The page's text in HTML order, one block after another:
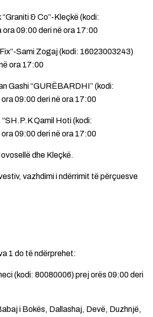
& Co”-Kleçkë (kodi:
09:00 deri në ora 17:00
Sami Zogaj (kodi: 16023003243)
ora 17:00
Gashi “GURËBARDHI” (kodi:
09:00 deri në ora 17:00
Qamil Hoti (kodi:
09:00 deri në ora 17:00
dhe Kleçkë.
vazhdimi i ndërrimit të përçuesve
1 do të ndërprehet:
(kodi: 80080006) prej orës 09:00 deri
i Bokës, Dallashaj, Devë, Duzhnjë,